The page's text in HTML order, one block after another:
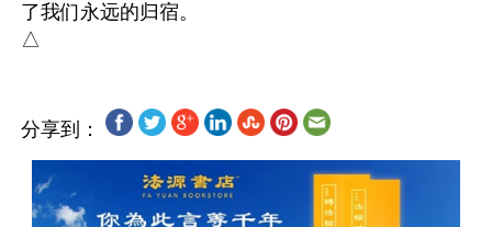
了我们永远的归宿。
分享到：